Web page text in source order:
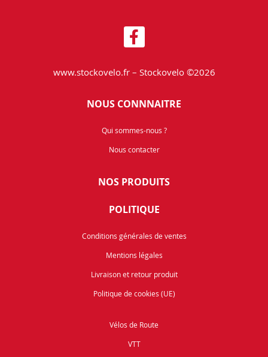
www.stockovelo.fr – Stockovelo ©2026
NOUS CONNNAITRE
Qui sommes-nous ?
Nous contacter
NOS PRODUITS
POLITIQUE
Conditions générales de ventes
Mentions légales
Livraison et retour produit
Politique de cookies (UE)
Vélos de Route
VTT